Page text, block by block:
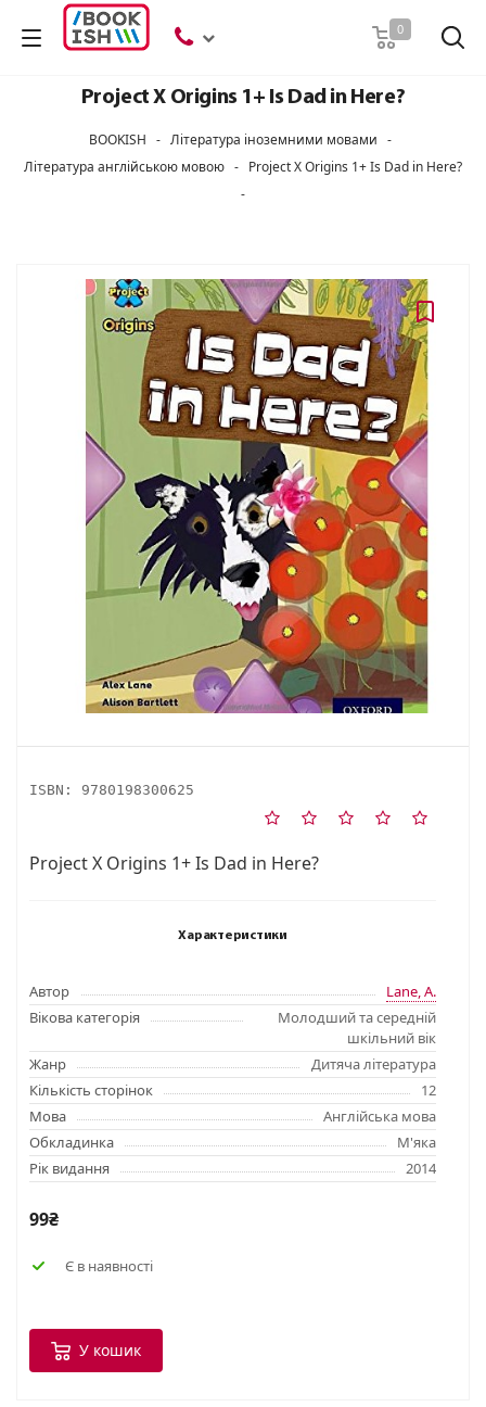
0
Project X Origins 1+ Is Dad in Here?
BOOKISH - Література іноземними мовами -
Література англійською мовою - Project X Origins 1+ Is Dad in Here?
-
ISBN: 9780198300625
Project X Origins 1+ Is Dad in Here?
Характеристики
Автор
Lane, A.
Вікова категорія
Молодший та середній
шкільний вік
Жанр
Дитяча література
Кількість сторінок
12
Мова
Англійська мова
Обкладинка
М'яка
Рік видання
2014
99₴
Є в наявності
У кошик